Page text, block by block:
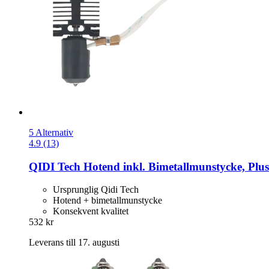
5 Alternativ
4.9 (13)
QIDI Tech Hotend inkl. Bimetallmunstycke,
Ursprunglig Qidi Tech
Hotend + bimetallmunstycke
Konsekvent kvalitet
532 kr
Leverans till 17. augusti